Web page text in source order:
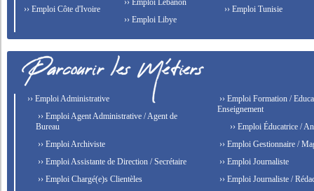
›› Emploi Côte d'Ivoire
›› Emploi Lebanon
›› Emploi Libye
›› Emploi Tunisie
›› Emploi Administrative
›› Emploi Agent Administrative / Agent de
Bureau
›› Emploi Archiviste
›› Emploi Assistante de Direction / Secrétaire
›› Emploi Chargé(e)s Clientèles
›› Emploi Formation /
Enseignement
›› Emploi Éducatrice /
›› Emploi Gestionnaire /
›› Emploi Journaliste
›› Emploi Journaliste /